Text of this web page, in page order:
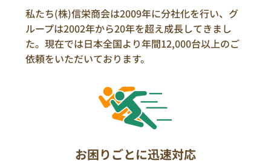
私たち(株)信栄商会は2009年に分社化を行い、グ
ループは2002年から20年を超え成長してきまし
た。現在では日本全国より年間12,000台以上のご
依頼をいただいております。
お困りごとに迅速対応